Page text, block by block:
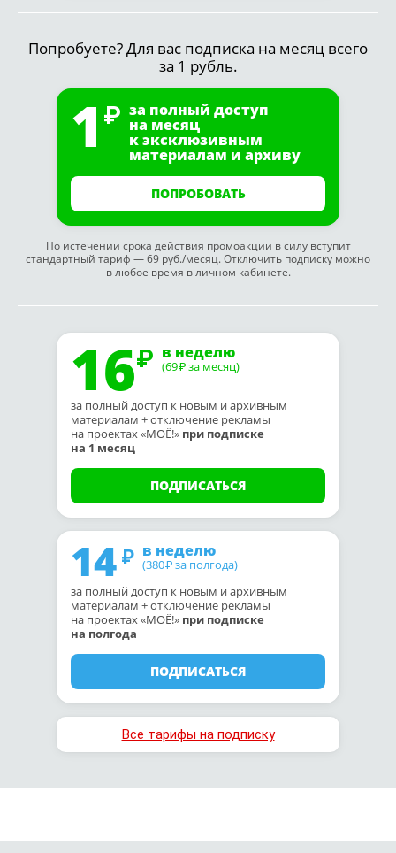
Попробуете? Для вас подписка на месяц всего
за 1 рубль.
1 за полный доступ
на месяц
к эксклюзивным
материалам и архиву
ПОПРОБОВАТЬ
По истечении срока действия промоакции в силу вступит
стандартный тариф — 69 руб./месяц. Отключить подписку можно
в любое время в личном кабинете.
16 в неделю
(69₽ за месяц)
за полный доступ к новым и архивным
материалам + отключение рекламы
на проектах «МОЁ!» при подписке
на 1 месяц
ПОДПИСАТЬСЯ
14 в неделю
(380₽ за полгода)
за полный доступ к новым и архивным
материалам + отключение рекламы
на проектах «МОЁ!» при подписке
на полгода
ПОДПИСАТЬСЯ
Все тарифы на подписку